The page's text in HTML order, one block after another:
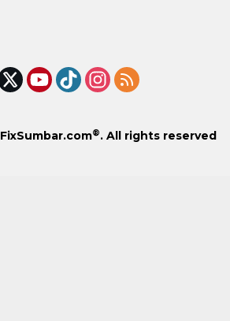
FixSumbar.com®. All rights reserved